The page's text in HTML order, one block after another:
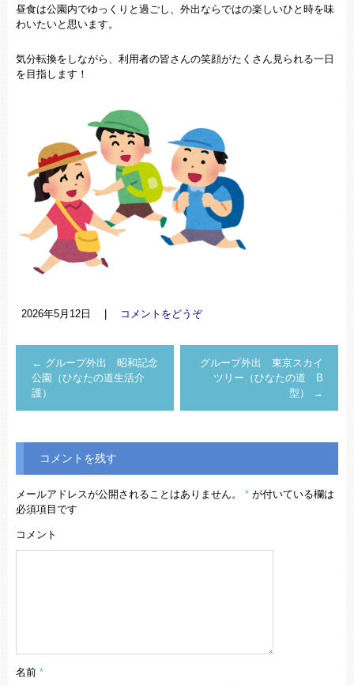
昼食は公園内でゆっくりと過ごし、外出ならではの楽しいひと時を味
わいたいと思います。
気分転換をしながら、利用者の皆さんの笑顔がたくさん見られる一日
を目指します！
2026年5月12日 コメントをどうぞ
← グループ外出 昭和記念
公園（ひなたの道生活介
護）
グループ外出 東京スカイ
ツリー（ひなたの道 B
型）
→
コメントを残す
メールアドレスが公開されることはありません。 * が付いている欄は
必須項目です
コメント
名前 *